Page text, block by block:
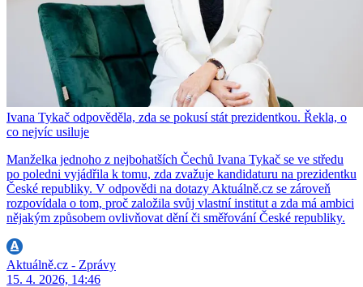
Ivana Tykač odpověděla, zda se pokusí stát prezidentkou. Řekla, o
co nejvíc usiluje
Manželka jednoho z nejbohatších Čechů Ivana Tykač se ve středu
po poledni vyjádřila k tomu, zda zvažuje kandidaturu na prezidentku
České republiky. V odpovědi na dotazy Aktuálně.cz se zároveň
rozpovídala o tom, proč založila svůj vlastní institut a zda má ambici
nějakým způsobem ovlivňovat dění či směřování České republiky.
Aktuálně.cz - Zprávy
15. 4. 2026, 14:46